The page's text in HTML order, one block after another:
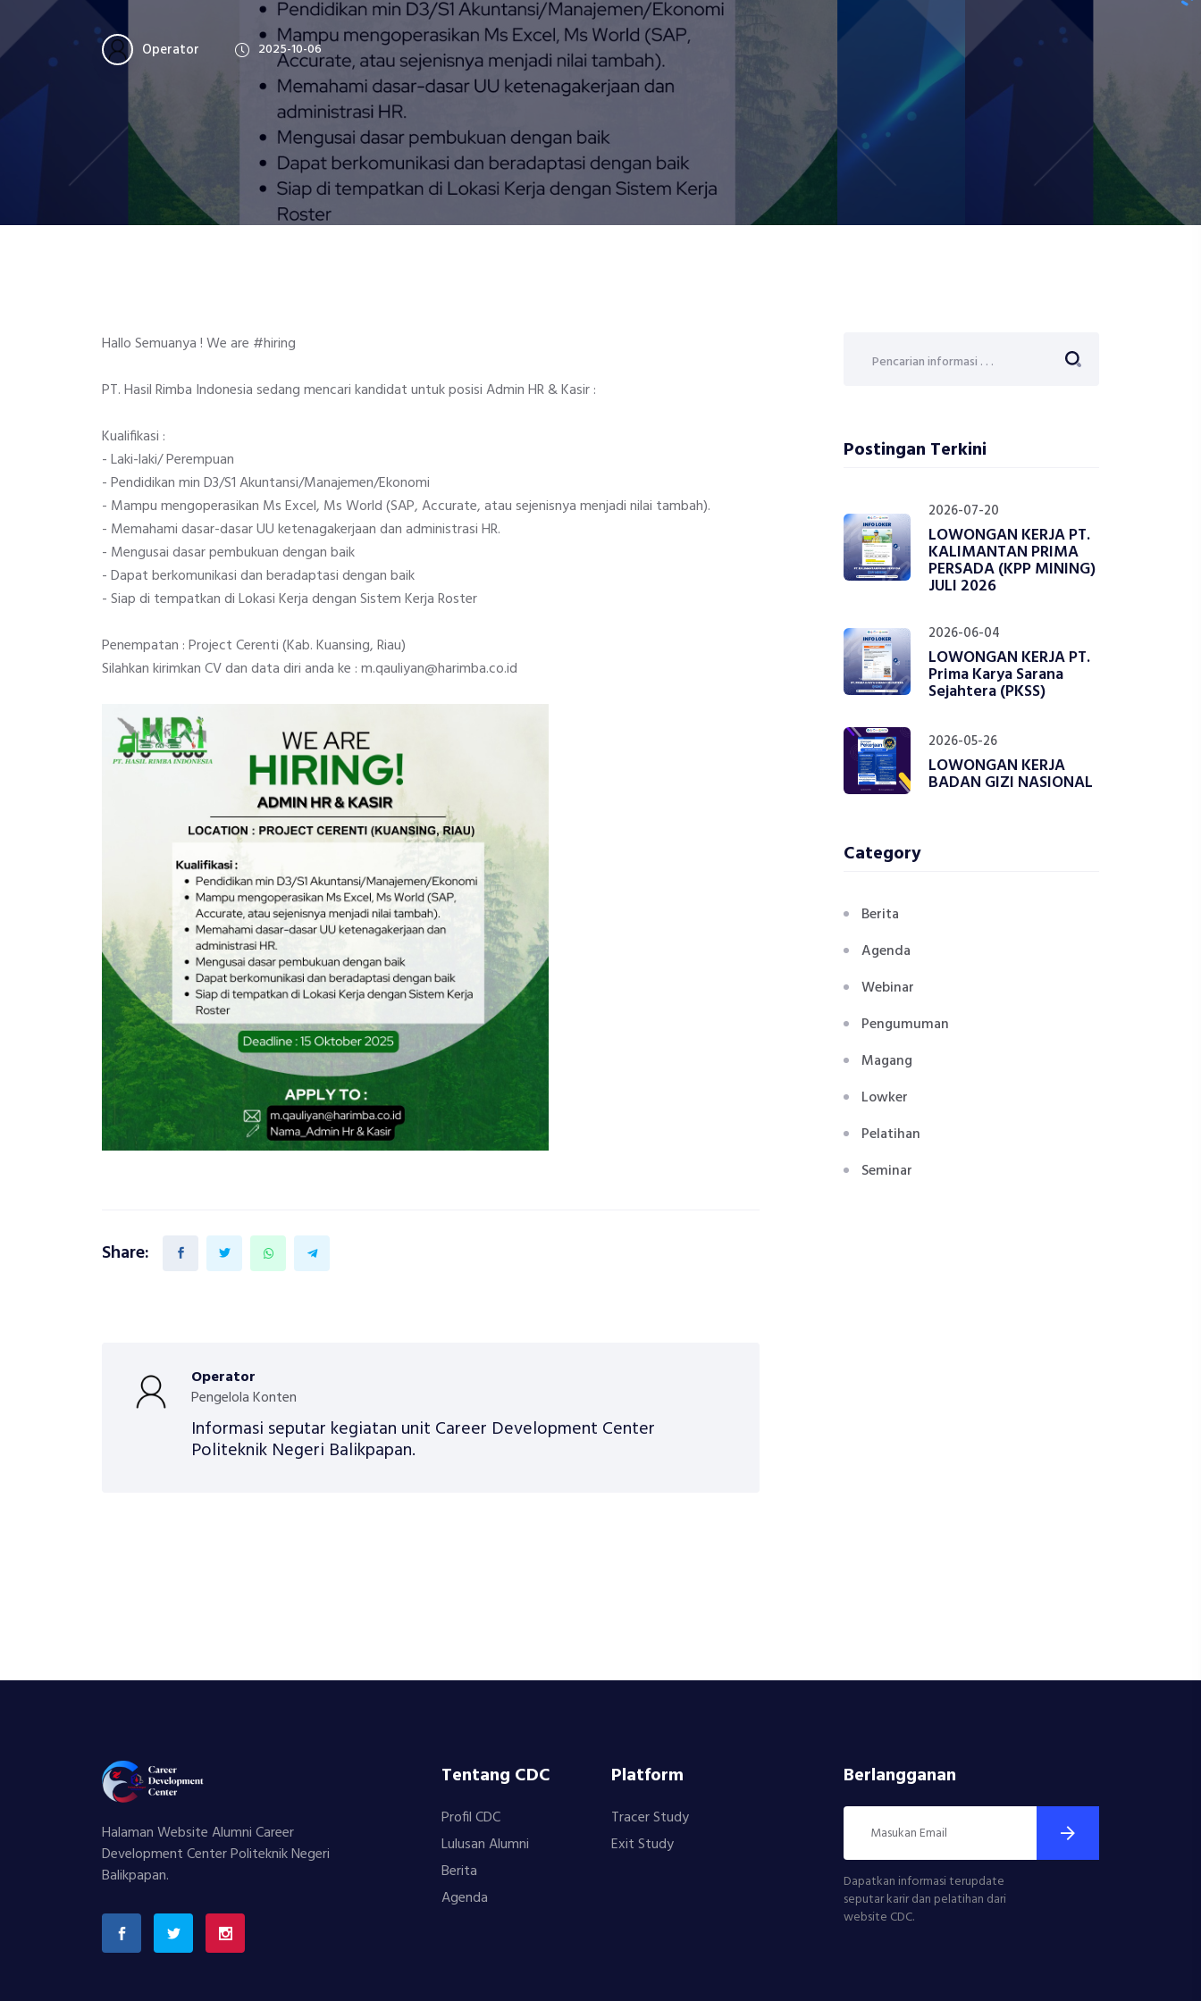
Operator 2025-10-06
Hallo Semuanya ! We are #hiring
PT. Hasil Rimba Indonesia sedang mencari kandidat untuk posisi Admin HR & Kasir :
Kualifikasi :
- Laki-laki/ Perempuan
- Pendidikan min D3/S1 Akuntansi/Manajemen/Ekonomi
- Mampu mengoperasikan Ms Excel, Ms World (SAP, Accurate, atau sejenisnya menjadi nilai tambah).
- Memahami dasar-dasar UU ketenagakerjaan dan administrasi HR.
- Mengusai dasar pembukuan dengan baik
- Dapat berkomunikasi dan beradaptasi dengan baik
- Siap di tempatkan di Lokasi Kerja dengan Sistem Kerja Roster
Penempatan : Project Cerenti (Kab. Kuansing, Riau)
Silahkan kirimkan CV dan data diri anda ke : m.qauliyan@harimba.co.id
Share:
Operator
Pengelola Konten
Informasi seputar kegiatan unit Career Development Center
Politeknik Negeri Balikpapan.
Postingan Terkini
2026-07-20
LOWONGAN KERJA PT.
KALIMANTAN PRIMA
PERSADA (KPP MINING)
JULI 2026
2026-06-04
LOWONGAN KERJA PT.
Prima Karya Sarana
Sejahtera (PKSS)
2026-05-26
LOWONGAN KERJA
BADAN GIZI NASIONAL
Category
Berita
Agenda
Webinar
Pengumuman
Magang
Lowker
Pelatihan
Seminar
Halaman Website Alumni Career
Development Center Politeknik Negeri
Balikpapan.
Tentang CDC
Profil CDC
Lulusan Alumni
Berita
Agenda
Platform
Tracer Study
Exit Study
Berlangganan
Dapatkan informasi terupdate
seputar karir dan pelatihan dari
website CDC.